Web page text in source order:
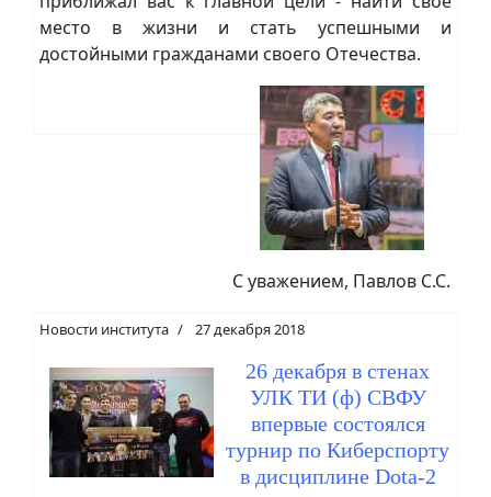
место в жизни и стать успешными и
достойными гражданами своего Отечества.
С уважением, Павлов С.С.
Новости института 27 декабря 2018
26 декабря в стенах
УЛК ТИ (ф) СВФУ
впервые состоялся
турнир по Киберспорту
в дисциплине Dota-2